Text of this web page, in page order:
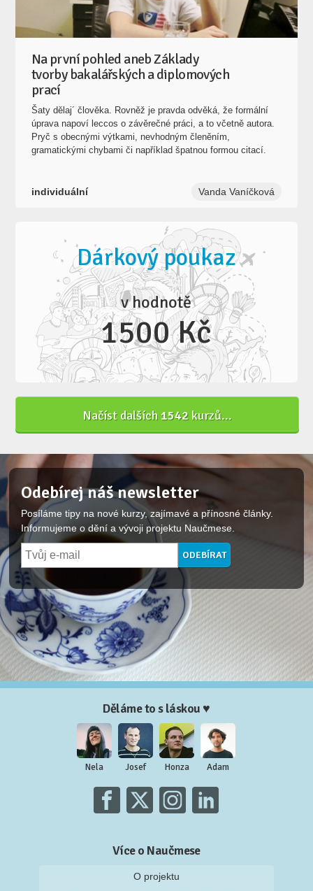
Na první pohled aneb Základy
tvorby bakalářských a diplomových
prací
Šaty dělaj´ člověka. Rovněž je pravda odvěká, že formální
úprava napoví leccos o závěrečné práci, a to včetně autora.
Pryč s obecnými výtkami, nevhodným členěním,
gramatickými chybami či například špatnou formou citací.
individuální Vanda Vaníčková
Dárkový poukaz
v hodnotě
1500 Kč
Načíst dalších1542kurzů...
Odebírej náš newsletter
Posíláme tipy na nové kurzy, zajímavé a přínosné články.
Informujeme o dění a vývoji projektu Naučmese.
Děláme to s láskou ♥
Nela Josef Honza Adam
Více o Naučmese
O projektu